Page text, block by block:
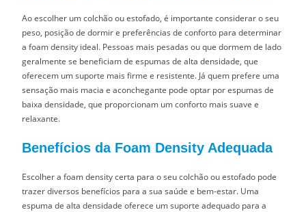
Ao escolher um colchão ou estofado, é importante considerar o seu
peso, posição de dormir e preferências de conforto para determinar
a foam density ideal. Pessoas mais pesadas ou que dormem de lado
geralmente se beneficiam de espumas de alta densidade, que
oferecem um suporte mais firme e resistente. Já quem prefere uma
sensação mais macia e aconchegante pode optar por espumas de
baixa densidade, que proporcionam um conforto mais suave e
relaxante.
Benefícios da Foam Density Adequada
Escolher a foam density certa para o seu colchão ou estofado pode
trazer diversos benefícios para a sua saúde e bem-estar. Uma
espuma de alta densidade oferece um suporte adequado para a